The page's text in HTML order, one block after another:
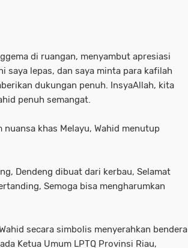
di ruangan, menyambut apresiasi
saya lepas, dan saya minta para kafilah
dukungan penuh. InsyaAllah, kita
penuh semangat.
khas Melayu, Wahid menutup
Dendeng dibuat dari kerbau, Selamat
Semoga bisa mengharumkan
secara simbolis menyerahkan bendera
Ketua Umum LPTQ Provinsi Riau,